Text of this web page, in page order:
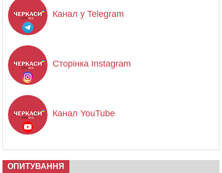
Канал у Telegram
Сторінка Instagram
Канал YouTube
ОПИТУВАННЯ